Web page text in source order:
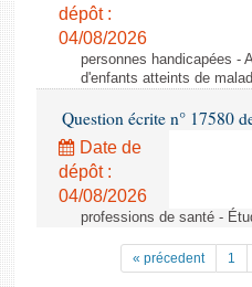
dépôt :
04/08/2026
personnes handicapées -
d'enfants atteints de
Question écrite n° 17580
Date de
dépôt :
04/08/2026
professions de santé -
« précedent 1